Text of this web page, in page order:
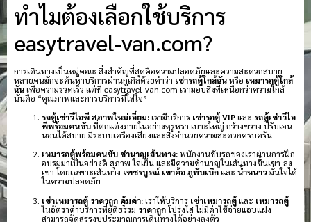
ทำไมต้องเลือกใช้บริการ
easytravel-van.com?
การเดินทางเป็นหมู่คณะ สิ่งสำคัญที่สุดคือความปลอดภัยและความสะดวกสบาย
หลายคนมักจะค้นหาบริการผ่านกูเกิลด้วยคำว่า เช่ารถตู้ใกล้ฉันหรือ เหมารถตู้ใกล้
ฉันเพื่อความรวดเร็ว แต่ที่ easytravel-van.com เรามอบสิ่งที่เหนือกว่าความใกล้
นั่นคือ “คุณภาพและการบริการที่ใส่ใจ”
รถตู้เช่าวีไอพี สภาพใหม่เอี่ยม:เรามีบริการ เช่ารถตู้ VIPและ รถตู้เช่าวีไอ
พีพร้อมคนขับที่ตกแต่งภายในอย่างหรูหรา เบาะใหญ่ กว้างขวาง ปรับเอน
นอนได้สบาย มีระบบเครื่องเสียงและสิ่งอำนวยความสะดวกครบครัน
เหมารถตู้พร้อมคนขับ ชำนาญเส้นทาง:พนักงานขับรถของเราผ่านการฝึก
อบรมมาเป็นอย่างดี สุภาพ ใจเย็น และมีความชำนาญในเส้นทางขึ้นเขา-ลง
เขา โดยเฉพาะเส้นทาง เพชรบูรณ์ เขาค้อภูทับเบิกและ น้ำหนาวมั่นใจได้
ในความปลอดภัย
เช่าเหมารถตู้ ราคาถูก คุ้มค่า:เราให้บริการ เช่าเหมารถตู้และ เหมารถตู้
ในอัตราค่าบริการที่ยุติธรรม ราคาถูกโปร่งใส ไม่มีค่าใช้จ่ายแอบแฝง
สามารถจัดสรรงบประมาณการเดินทางได้อย่างลงตัว